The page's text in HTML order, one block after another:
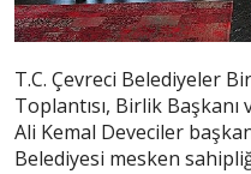
T.C. Çevreci Belediyeler
Toplantısı, Birlik
Ali Kemal Deveciler
Belediyesi mesken